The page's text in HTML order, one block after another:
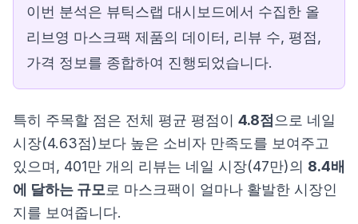
이번 분석은 뷰틱스랩 대시보드에서 수집한 올
리브영 마스크팩 제품의 데이터, 리뷰 수, 평점,
가격 정보를 종합하여 진행되었습니다.
특히 주목할 점은 전체 평균 평점이 4.8점 으로 네일
시장(4.63점)보다 높은 소비자 만족도를 보여주고
있으며, 401만 개의 리뷰는 네일 시장(47만)의 8.4배
에 달하는 규모로 마스크팩이 얼마나 활발한 시장인
지를 보여줍니다.